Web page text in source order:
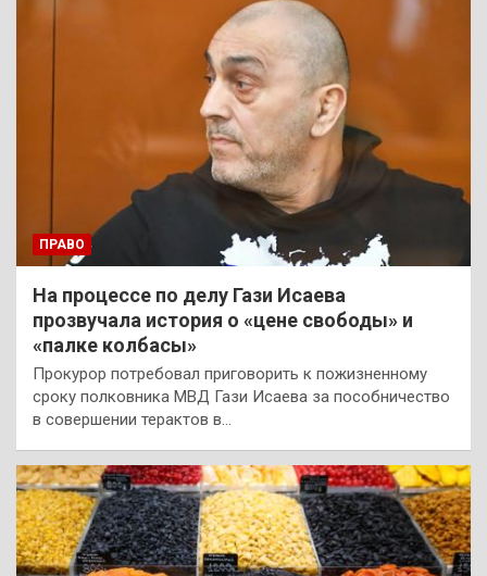
ПРАВО
На процессе по делу Гази Исаева
прозвучала история о «цене свободы» и
«палке колбасы»
Прокурор потребовал приговорить к пожизненному
сроку полковника МВД Гази Исаева за пособничество
в совершении терактов в…